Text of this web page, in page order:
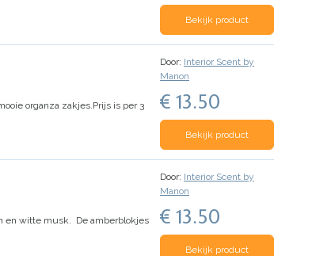
Bekijk product
organza zakjes.Prijs is per 3
Door: Interior Scent by
Manon
€ 13.50
Bekijk product
en witte musk. De amberblokjes
Door: Interior Scent by
Manon
€ 13.50
Bekijk product